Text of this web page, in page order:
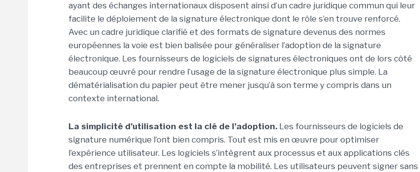
ayant des échanges internationaux disposent ainsi d’un cadre juridique commun qui leur
facilite le déploiement de la signature électronique dont le rôle s’en trouve renforcé.
Avec un cadre juridique clarifié et des formats de signature devenus des normes
européennes la voie est bien balisée pour généraliser l’adoption de la signature
électronique. Les fournisseurs de logiciels de signatures électroniques ont de lors côté
beaucoup œuvré pour rendre l’usage de la signature électronique plus simple. La
dématérialisation du papier peut être mener jusqu’à son terme y compris dans un
contexte international.
La simplicité d’utilisation est la clé de l’adoption. Les fournisseurs de logiciels de
signature numérique l’ont bien compris. Tout est mis en œuvre pour optimiser
l’expérience utilisateur. Les logiciels s’intègrent aux processus et aux applications clés
des entreprises et prennent en compte la mobilité. Les utilisateurs peuvent signer sans